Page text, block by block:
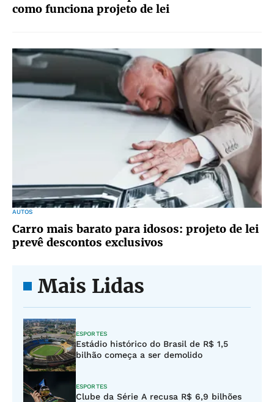
como funciona projeto de lei
AUTOS
Carro mais barato para idosos: projeto de lei
prevê descontos exclusivos
Mais Lidas
ESPORTES
Estádio histórico do Brasil de R$ 1,5
bilhão começa a ser demolido
ESPORTES
Clube da Série A recusa R$ 6,9 bilhões